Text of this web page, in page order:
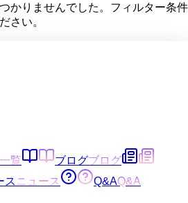
かりませんでした。フィルター条件
さい。
覧 ブログブログ
ス ニュース Q&AQ&A